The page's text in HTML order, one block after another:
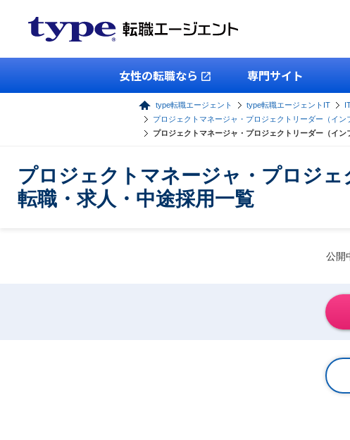
女性の転職なら 専門サイト
type転職エージェント type転職エージェントIT
プロジェクトマネージャ・プロジェクトリーダー（イン
プロジェクトマネージャ・プロジェクトリーダー（イ
プロジェクトマネージャ・プロジ
転職・求人・中途採用一覧
公開